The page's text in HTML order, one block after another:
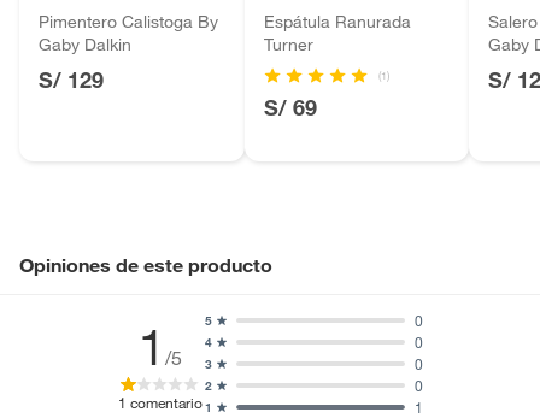
Motocicletas y bicicletas motorizadas.
Licores y cigarros electrónicos.
Pimentero Calistoga By
Gaby Dalkin
S/ 129
Espátula Ranurada
Turner
(1)
S/ 69
Gaby
S/
Opiniones de este producto
1 /5
1 comentario1 1
2 0
3 0
4 0
5 0